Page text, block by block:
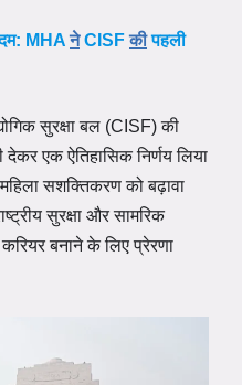
MHAनेCISFकीपहली
सुरक्षा बल (CISF) की
एक ऐतिहासिक निर्णय लिया
सशक्तिकरण को बढ़ावा
सुरक्षा और सामरिक
करियर बनाने के लिए प्रेरणा